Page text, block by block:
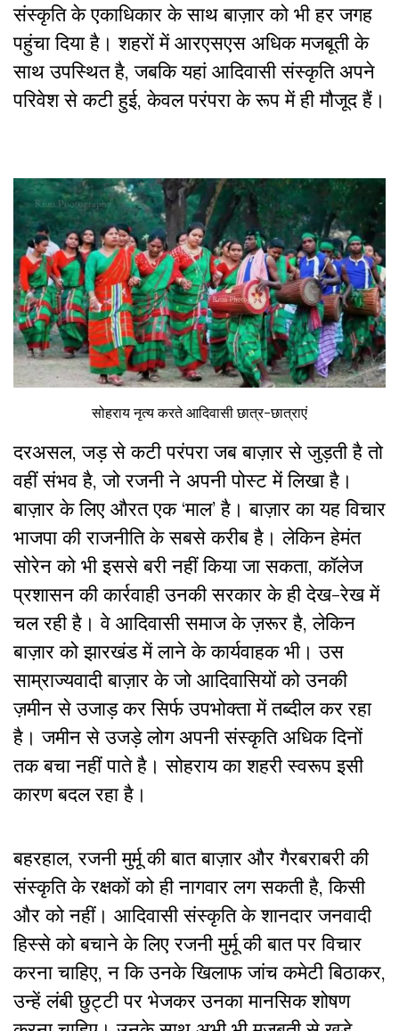
संस्कृति के एकाधिकार के साथ बाज़ार को भी हर जगह
पहुंचा दिया है। शहरों में आरएसएस अधिक मजबूती के
साथ उपस्थित है, जबकि यहां आदिवासी संस्कृति अपने
परिवेश से कटी हुई, केवल परंपरा के रूप में ही मौजूद हैं।
सोहराय नृत्य करते आदिवासी छात्र-छात्राएं
दरअसल, जड़ से कटी परंपरा जब बाज़ार से जुड़ती है तो
वहीं संभव है, जो रजनी ने अपनी पोस्ट में लिखा है।
बाज़ार के लिए औरत एक ‘माल’ है। बाज़ार का यह विचार
भाजपा की राजनीति के सबसे करीब है। लेकिन हेमंत
सोरेन को भी इससे बरी नहीं किया जा सकता, कॉलेज
प्रशासन की कार्रवाही उनकी सरकार के ही देख-रेख में
चल रही है। वे आदिवासी समाज के ज़रूर है, लेकिन
बाज़ार को झारखंड में लाने के कार्यवाहक भी। उस
साम्राज्यवादी बाज़ार के जो आदिवासियों को उनकी
ज़मीन से उजाड़ कर सिर्फ उपभोक्ता में तब्दील कर रहा
है। जमीन से उजड़े लोग अपनी संस्कृति अधिक दिनों
तक बचा नहीं पाते है। सोहराय का शहरी स्वरूप इसी
कारण बदल रहा है।
बहरहाल, रजनी मुर्मू की बात बाज़ार और गैरबराबरी की
संस्कृति के रक्षकों को ही नागवार लग सकती है, किसी
और को नहीं। आदिवासी संस्कृति के शानदार जनवादी
हिस्से को बचाने के लिए रजनी मुर्मू की बात पर विचार
करना चाहिए, न कि उनके खिलाफ जांच कमेटी बिठाकर,
उन्हें लंबी छुट्टी पर भेजकर उनका मानसिक शोषण